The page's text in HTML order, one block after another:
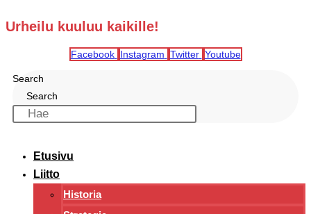
Urheilu kuuluu kaikille!
Facebook Instagram Twitter Youtube
Search
Search
Etusivu
Liitto
Historia